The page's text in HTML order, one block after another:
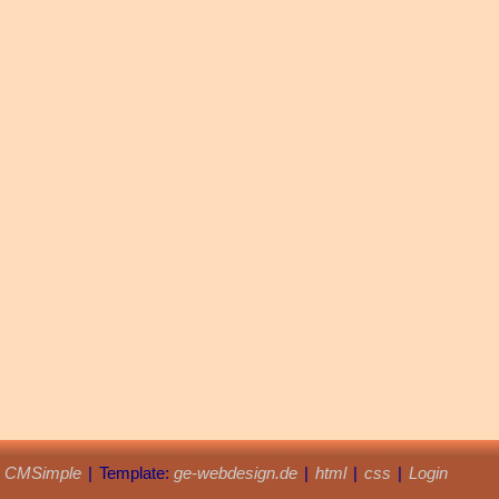
CMSimple | Template: ge-webdesign.de | html | css | Login